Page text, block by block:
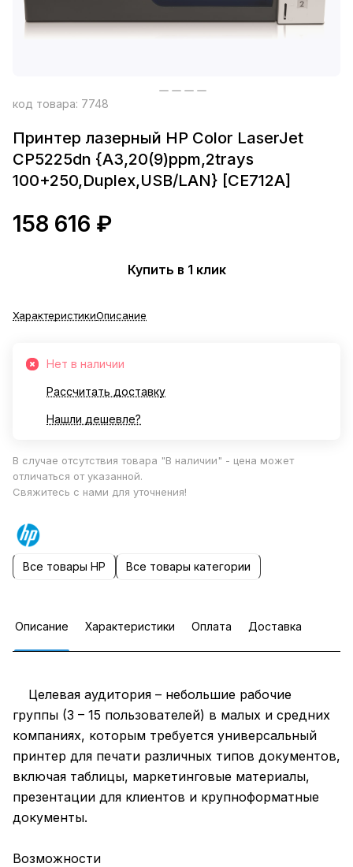
код товара: 7748
Принтер лазерный HP Color LaserJet
CP5225dn {A3,20(9)ppm,2trays
100+250,Duplex,USB/LAN} [CE712A]
158 616 ₽
Купить в 1 клик
ХарактеристикиОписание
Нет в наличии
Рассчитать доставку
Нашли дешевле?
В случае отсутствия товара "В наличии" - цена может
отличаться от указанной.
Свяжитесь с нами для уточнения!
Все товары HP Все товары категории
Описание Характеристики Оплата Доставка
Целевая аудитория – небольшие рабочие
группы (3 – 15 пользователей) в малых и средних
компаниях, которым требуется универсальный
принтер для печати различных типов документов,
включая таблицы, маркетинговые материалы,
презентации для клиентов и крупноформатные
документы.
Возможности